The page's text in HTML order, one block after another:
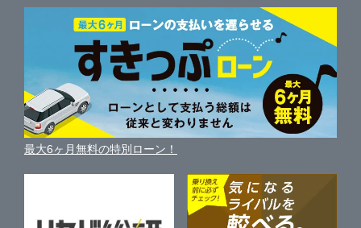
沖縄県
中古車人気ランキング
自動車ローンを調べる
ガリバーの自動車ローン
車買い替えの基礎知識
近くのお店で車を探す
車を売る時よくある質問
便利な査定サービス
中古車買取相場（毎月更新）
車の個人売買ガイド
新車・中古車カタログ
車の燃費を調べる
車種別クチコミ
車比較サイト
サイトマップ
サイトの使用条件
利用規約
保険代理店業務に関する基本方針
最大6ヶ月無料の特別ローン！